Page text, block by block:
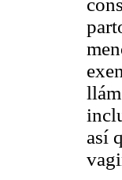
así